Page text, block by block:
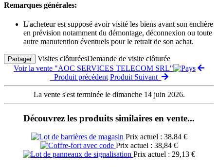
Remarques générales:
L'acheteur est supposé avoir visité les biens avant son enchère
en prévision notamment du démontage, déconnexion ou toute
autre manutention éventuels pour le retrait de son achat.
Partager Visites clôturéesDemande de visite clôturée
Voir la vente "AOC SERVICES TELECOM SRL"
Produit précédent Produit Suivant
La vente s'est terminée le dimanche 14 juin 2026.
Découvrez les produits similaires en vente...
Prix actuel : 38,84 €
Prix actuel : 38,84 €
Prix actuel : 29,13 €